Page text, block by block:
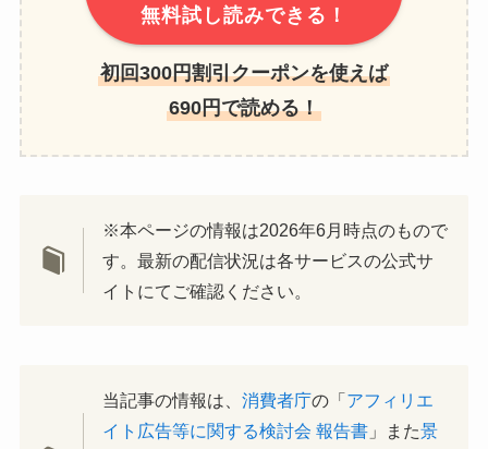
無料試し読みできる！
初回300円割引クーポンを使えば
690円で読める！
※本ページの情報は2026年6月時点のもので
す。最新の配信状況は各サービスの公式サ
イトにてご確認ください。
当記事の情報は、消費者庁の「アフィリエ
イト広告等に関する検討会 報告書 」また景